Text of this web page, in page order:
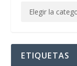
ETIQUETAS